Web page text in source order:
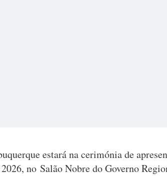
estará na cerimónia de
no Salão Nobre do Governo